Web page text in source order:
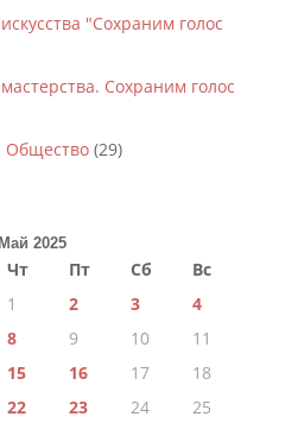
"Сохраним голос
Сохраним голос
Общество(29)
Май 2025
Чт Пт Сб
Вс
1
2 3
4
8 9 10
11
15 16 17
18
22 23 24
25